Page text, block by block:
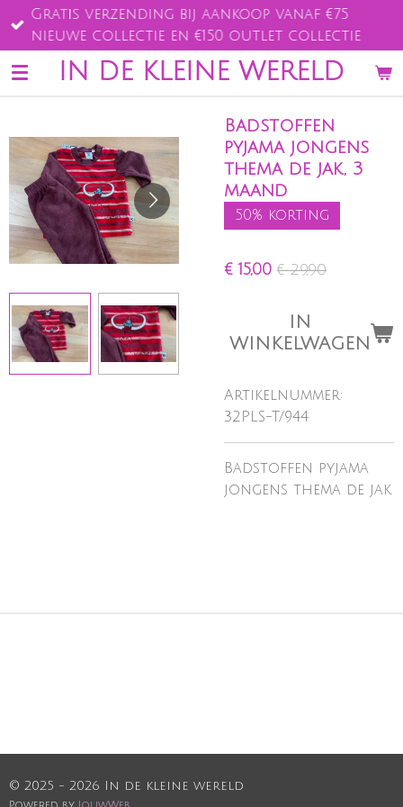
Ga
direct
naar
de
IN DE KLEINE WERELD
Gratis verzending bij aankoop vanaf €75
nieuwe collectie en €150 outlet collectie
Badstoffen
pyjama jongens
thema de jak, 3
maand
50% korting
€ 15,00 € 29,90
IN
WINKELWAGEN
Artikelnummer:
32PLS-T/944
Badstoffen pyjama
jongens thema de jak
© 2025 - 2026 In de kleine wereld